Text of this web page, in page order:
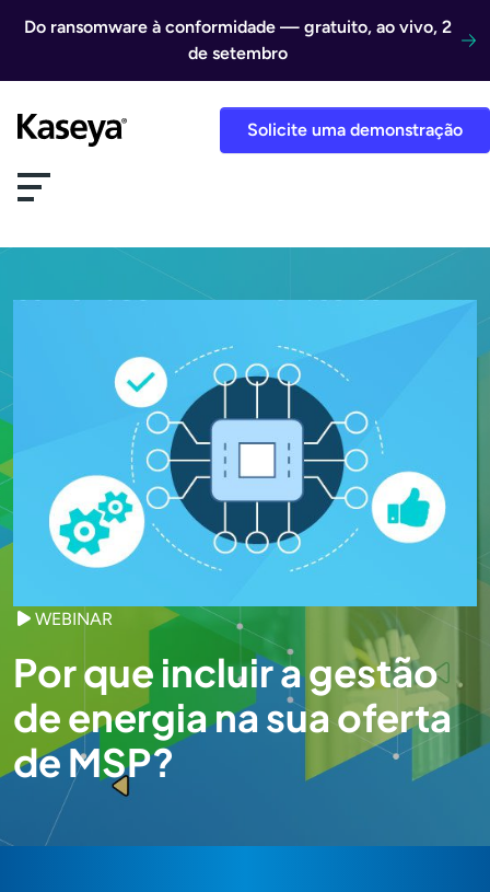
Do ransomware à conformidade — gratuito, ao vivo, 2
de setembro
Solicite uma demonstração
WEBINAR
Por que incluir a gestão
de energia na sua oferta
de MSP?